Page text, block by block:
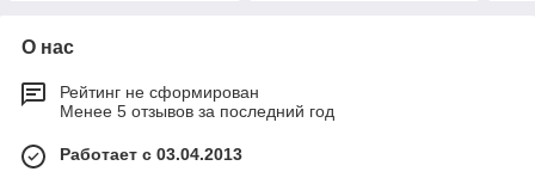
О нас
Рейтинг не сформирован
Менее 5 отзывов за последний год
Работает с 03.04.2013